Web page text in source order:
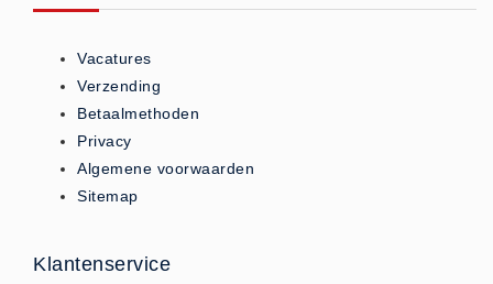
Brandblussers (0)
Poederblussers (5)
Schuimblussers (6)
Brandmelders
CO melders (2)
Brandmelders - Algemeen (1)
Vacatures
Verzending
Betaalmethoden
Privacy
Algemene voorwaarden
Sitemap
Klantenservice